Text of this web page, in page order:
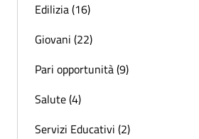
Edilizia (16)
Giovani (22)
Pari opportunità (9)
Salute (4)
Servizi Educativi (2)